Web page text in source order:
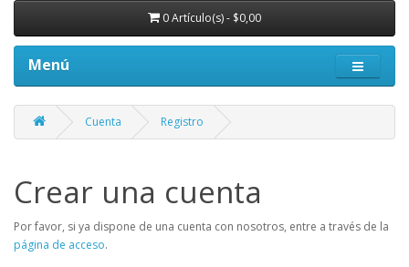
0 Artículo(s) - $0,00
Menú
Cuenta Registro
Crear una cuenta
Por favor, si ya dispone de una cuenta con nosotros, entre a través de la
página de acceso.